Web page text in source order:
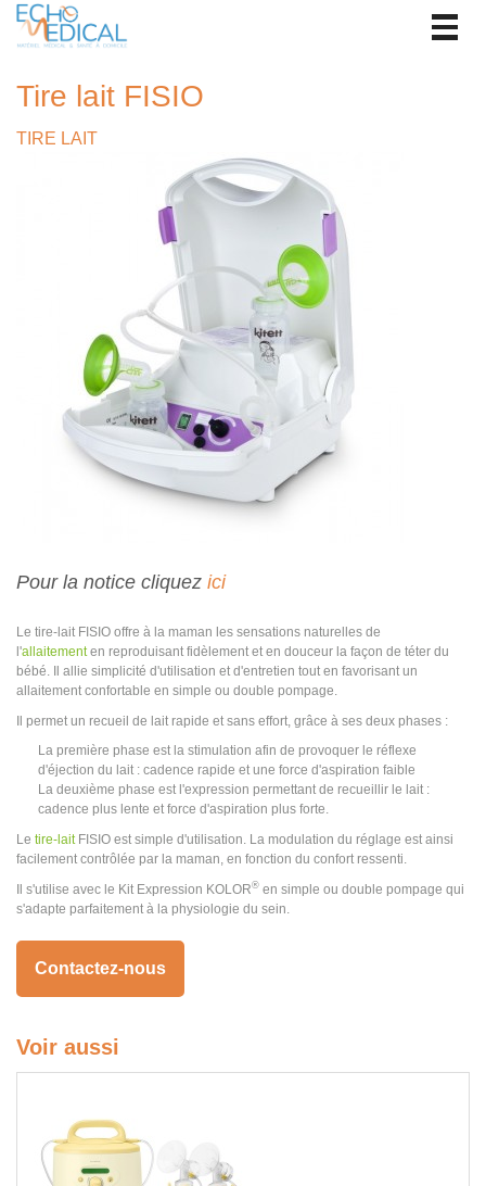
Tire lait FISIO
TIRE LAIT
Pour la notice cliquez ici
Le tire-lait FISIO offre à la maman les sensations naturelles de
l'allaitementen reproduisant fidèlement et en douceur la façon de téter du
bébé. Il allie simplicité d'utilisation et d'entretien tout en favorisant un
allaitement confortable en simple ou double pompage.
Il permet un recueil de lait rapide et sans effort, grâce à ses deux phases :
La première phase est la stimulation afin de provoquer le réflexe
d'éjection du lait : cadence rapide et une force d'aspiration faible
La deuxième phase est l'expression permettant de recueillir le lait :
cadence plus lente et force d'aspiration plus forte.
Le tire-laitFISIO est simple d'utilisation. La modulation du réglage est ainsi
facilement contrôlée par la maman, en fonction du confort ressenti.
Il s'utilise avec le Kit Expression KOLOR® en simple ou double pompage qui
s'adapte parfaitement à la physiologie du sein.
Contactez-nous
Voir aussi